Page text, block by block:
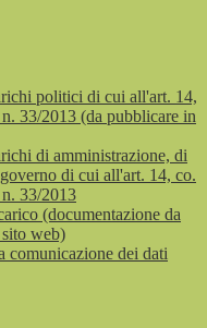
politici di cui all'art. 14,
33/2013 (da pubblicare in
di amministrazione, di
di cui all'art. 14, co.
33/2013
(documentazione da
web)
comunicazione dei dati